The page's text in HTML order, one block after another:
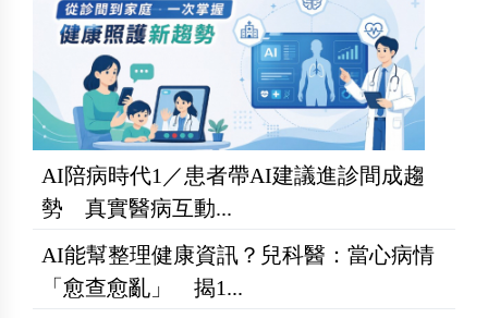
AI陪病時代1／患者帶AI建議進診間成趨
勢 真實醫病互動...
AI能幫整理健康資訊？兒科醫：當心病情
「愈查愈亂」 揭1...